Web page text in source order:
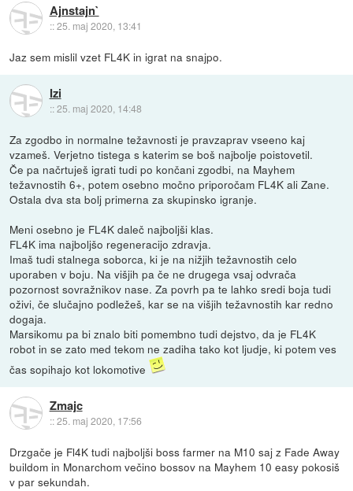
Ajnstajn`
::25. maj 2020, 13:41
Jaz sem mislil vzet FL4K in igrat na snajpo.
Izi
::25. maj 2020, 14:48
Za zgodbo in normalne težavnosti je pravzaprav vseeno kaj
vzameš. Verjetno tistega s katerim se boš najbolje poistovetil.
Če pa načrtuješ igrati tudi po končani zgodbi, na Mayhem
težavnostih 6+, potem osebno močno priporočam FL4K ali Zane.
Ostala dva sta bolj primerna za skupinsko igranje.
Meni osebno je FL4K daleč najboljši klas.
FL4K ima najboljšo regeneracijo zdravja.
Imaš tudi stalnega soborca, ki je na nižjih težavnostih celo
uporaben v boju. Na višjih pa če ne drugega vsaj odvrača
pozornost sovražnikov nase. Za povrh pa te lahko sredi boja tudi
oživi, če slučajno podležeš, kar se na višjih težavnostih kar redno
dogaja.
Marsikomu pa bi znalo biti pomembno tudi dejstvo, da je FL4K
robot in se zato med tekom ne zadiha tako kot ljudje, ki potem ves
čas sopihajo kot lokomotive
Zmajc
::25. maj 2020, 17:56
Drzgače je Fl4K tudi najboljši boss farmer na M10 saj z Fade Away
buildom in Monarchom večino bossov na Mayhem 10 easy pokosiš
v par sekundah.